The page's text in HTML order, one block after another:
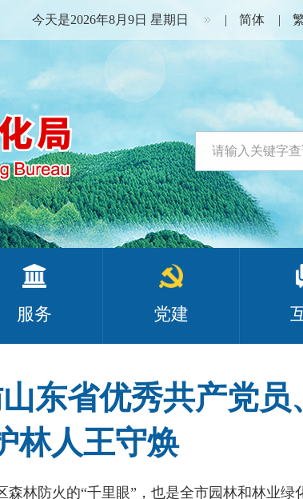
今天是2026年8月9日 星期日 简体
服务 党建
东省优秀共产党员
林人王守焕